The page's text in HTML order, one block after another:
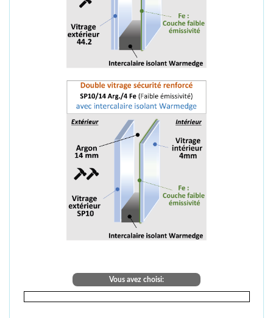
Vous avez choisi: